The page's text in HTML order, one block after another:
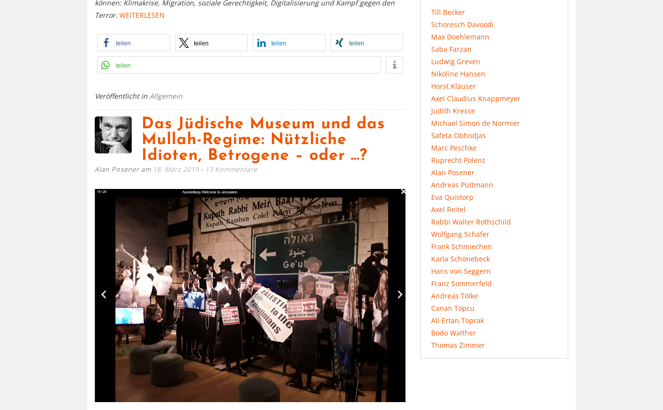
können: Klimakrise, Migration, soziale Gerechtigkeit, Digitalisierung und Kampf gegen den
Terror. WEITERLESEN
teilen teilen teilen teilen
teilen
Veröffentlicht in Allgemein
Das Jüdische Museum und das
Mullah-Regime: Nützliche
Idioten, Betrogene – oder …?
Alan Posener am 18. März 2019 13 Kommentare
Till Becker
Schoresch Davoodi
Max Doehlemann
Saba Farzan
Ludwig Greven
Nikoline Hansen
Horst Kläuser
Axel Claudius Knappmeyer
Judith Kresse
Michael Simon de Normier
Safeta Obhodjas
Marc Peschke
Ruprecht Polenz
Alan Posener
Andreas Püttmann
Eva Quistorp
Axel Reitel
Rabbi Walter Rothschild
Wolfgang Schäfer
Frank Schmiechen
Karla Schönebeck
Hans von Seggern
Franz Sommerfeld
Andreas Tölke
Canan Topcu
Ali Ertan Toprak
Bodo Walther
Thomas Zimmer